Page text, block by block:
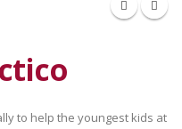
to help the youngest kids at